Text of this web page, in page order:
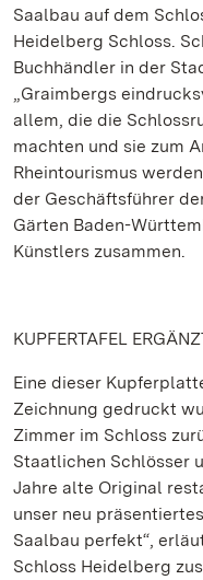
Saalbau auf dem
Heidelberg Schloss.
Buchhändler in der
„Graimbergs
allem, die die
machten und sie zum
Rheintourismus
der Geschäftsführer
Gärten Baden-
Künstlers zusammen.
KUPFERTAFEL
Eine dieser
Zeichnung gedruckt
Zimmer im Schloss
Staatlichen Schlösser
Jahre alte Original
unser neu
Saalbau perfekt“,
Schloss Heidelberg